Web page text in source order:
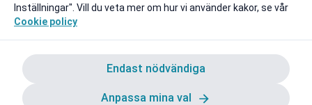
Inställningar". Vill du veta mer om hur vi använder kakor, se vår
Cookie policy
Endast nödvändiga
Anpassa mina val